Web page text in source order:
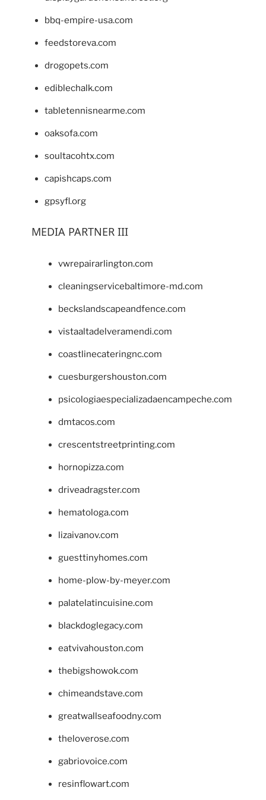
bbq-empire-usa.com
feedstoreva.com
drogopets.com
ediblechalk.com
tabletennisnearme.com
oaksofa.com
soultacohtx.com
capishcaps.com
gpsyfl.org
MEDIA PARTNER III
vwrepairarlington.com
cleaningservicebaltimore-md.com
beckslandscapeandfence.com
vistaaltadelveramendi.com
coastlinecateringnc.com
cuesburgershouston.com
psicologiaespecializadaencampeche.com
dmtacos.com
crescentstreetprinting.com
hornopizza.com
driveadragster.com
hematologa.com
lizaivanov.com
guesttinyhomes.com
home-plow-by-meyer.com
palatelatincuisine.com
blackdoglegacy.com
eatvivahouston.com
thebigshowok.com
chimeandstave.com
greatwallseafoodny.com
theloverose.com
gabriovoice.com
resinflowart.com